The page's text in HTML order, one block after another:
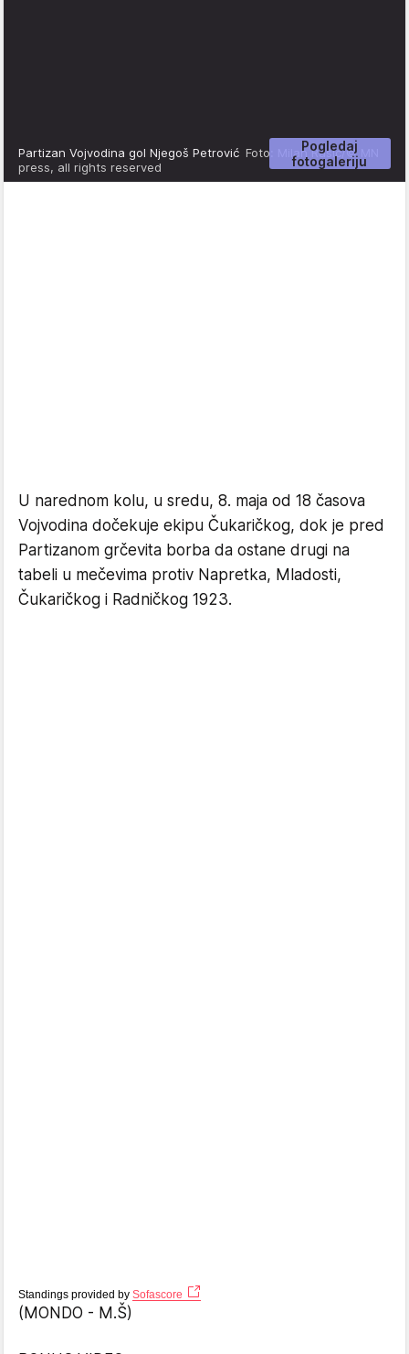
Pogledaj
fotogaleriju
Partizan Vojvodina gol Njegoš Petrović Foto: Milan Rasic/© MN
press, all rights reserved
U narednom kolu, u sredu, 8. maja od 18 časova
Vojvodina dočekuje ekipu Čukaričkog, dok je pred
Partizanom grčevita borba da ostane drugi na
tabeli u mečevima protiv Napretka, Mladosti,
Čukaričkog i Radničkog 1923.
Standings provided by Sofascore
(MONDO - M.Š)